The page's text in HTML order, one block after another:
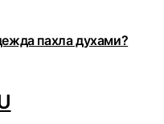
пахла духами?